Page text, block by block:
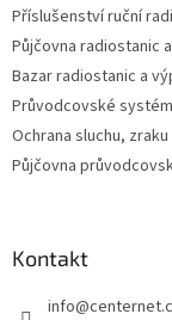
Příslušenství ruční
Půjčovna radiostanic
Bazar radiostanic a
Průvodcovské
Ochrana sluchu,
Půjčovna
Kontakt
info@